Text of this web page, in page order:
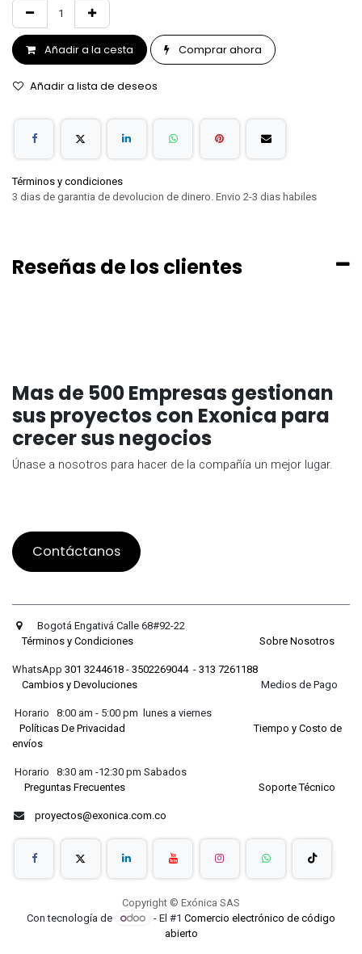
Añadir a la cesta Comprar ahora
Añadir a lista de deseos
Términos y condiciones
3 dias de garantia de devolucion de dinero. Envio 2-3 dias habiles
Reseñas de los clientes
Mas de 500 Empresas gestionan
sus proyectos con Exonica para
crecer sus negocios
Únase a nosotros para hacer de la compañía un mejor lugar.
Contáctanos
Bogotá Engativá Calle 68#92-22
Términos y Condiciones
Sobre Nosotros
WhatsApp 301 3244618 - 3502269044- 313 7261188
Cambios y Devoluciones Medios de Pago
Horario 8:00 am - 5:00 pm lunes a viernes
Políticas De Privacidad
Tiempo y Costo de
envíos
Horario 8:30 am -12:30 pm Sabados
Preguntas Frecuentes
Soporte Técnico
proyectos@exonica.com.co
Copyright © Exónica SAS
Con tecnología de
- El #1 Comercio electrónico de código
abierto